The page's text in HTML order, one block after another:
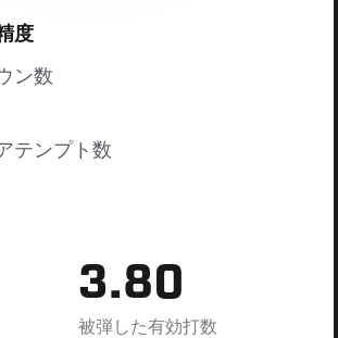
度
ン数
テンプト数
3.80
被弾した有効打数